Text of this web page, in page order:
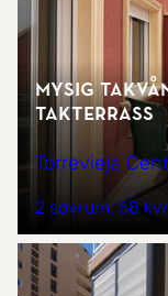
Mysig
takterrass
Torrevieja
2 sovrum 58